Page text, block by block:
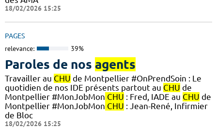
18/02/2026 15:25
PAGES
relevance: 39%
Paroles de nos agents
Travailler au CHU de Montpellier #OnPrendSoin : Le
quotidien de nos IDE présents partout au CHU de
Montpellier #MonJobMon CHU : Fred, IADE au CHU de
Montpellier #MonJobMon CHU : Jean-René, Infirmier
de Bloc
18/02/2026 15:25